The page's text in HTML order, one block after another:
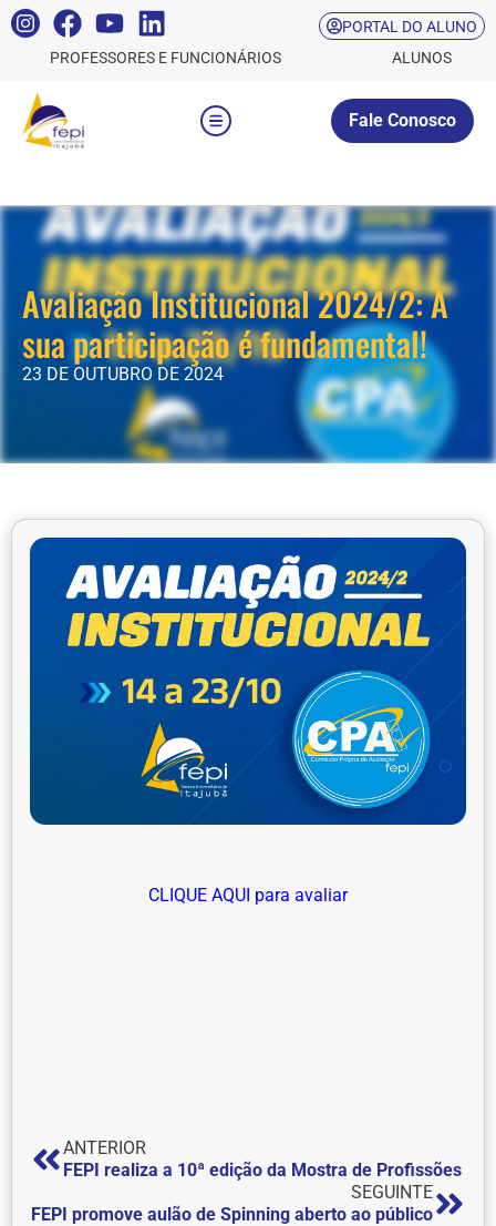
PORTAL DO ALUNO
PROFESSORES E FUNCIONÁRIOS
ALUNOS
Fale Conosco
Avaliação Institucional 2024/2: A
sua participação é fundamental!
23 DE OUTUBRO DE 2024
CLIQUE AQUI para avaliar
ANTERIOR
FEPI realiza a 10ª edição da Mostra de Profissões
SEGUINTE
FEPI promove aulão de Spinning aberto ao público